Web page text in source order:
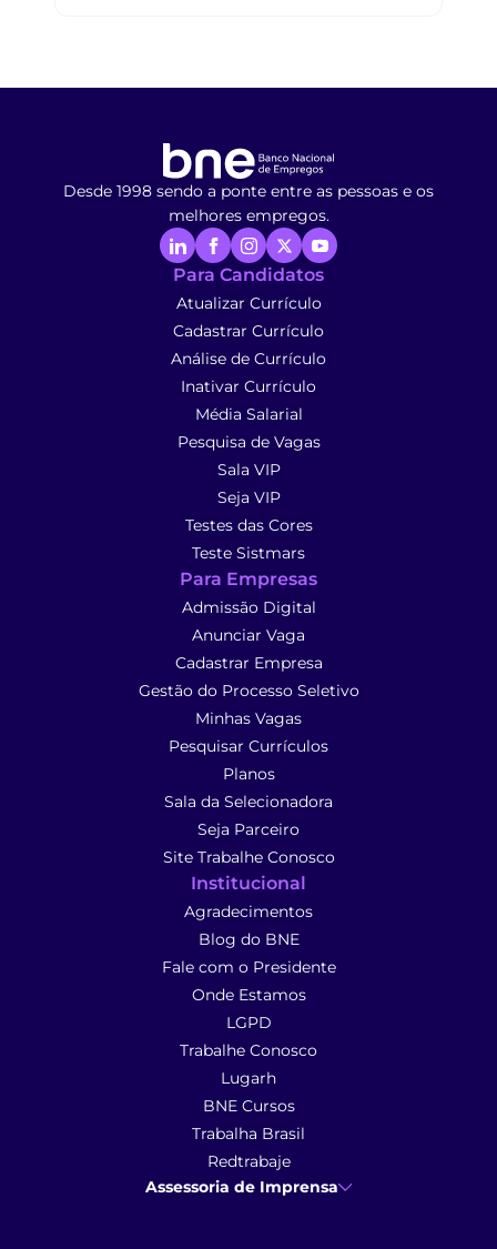
Desde 1998 sendo a ponte entre as pessoas e os
melhores empregos.
Para Candidatos
Atualizar Currículo
Cadastrar Currículo
Análise de Currículo
Inativar Currículo
Média Salarial
Pesquisa de Vagas
Sala VIP
Seja VIP
Testes das Cores
Teste Sistmars
Para Empresas
Admissão Digital
Anunciar Vaga
Cadastrar Empresa
Gestão do Processo Seletivo
Minhas Vagas
Pesquisar Currículos
Planos
Sala da Selecionadora
Seja Parceiro
Site Trabalhe Conosco
Institucional
Agradecimentos
Blog do BNE
Fale com o Presidente
Onde Estamos
LGPD
Trabalhe Conosco
Lugarh
BNE Cursos
Trabalha Brasil
Redtrabaje
Assessoria de Imprensa